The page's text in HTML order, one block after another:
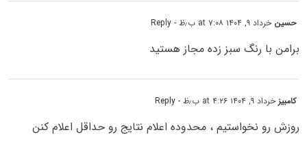
حسین خرداد ۹, ۱۴۰۴ at ۷:۰۸ ب٫ظ - Reply
برامن با رنگ سبز زده مجاز هستید
کامبیزخرداد ۹, ۱۴۰۴ at ۴:۲۶ ب٫ظ - Reply
روزش رو نخواستیم ، محدوده اعلام نتایج رو حداقل اعلام کنن